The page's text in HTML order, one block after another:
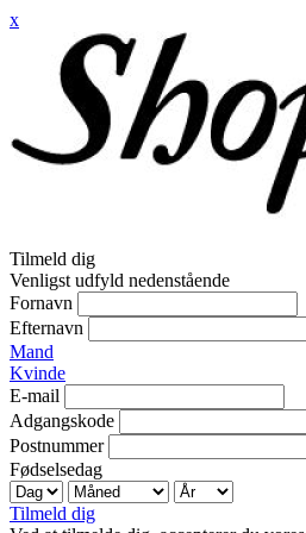
x
Tilmeld dig
Venligst udfyld nedenstående
Fornavn
Efternavn
Mand
Kvinde
E-mail
Adgangskode
Postnummer
Fødselsedag
Tilmeld dig